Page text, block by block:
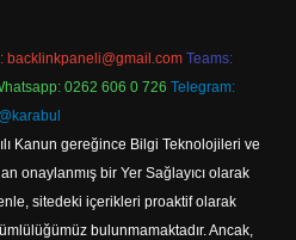
backlinkpaneli@gmail.com Teams:
0262 606 0 726 Telegram:
@karabul
Kanun gereğince Bilgi Teknolojileri ve
onaylanmış bir Yer Sağlayıcı olarak
sitedeki içerikleri proaktif olarak
bulunmamaktadır. Ancak,